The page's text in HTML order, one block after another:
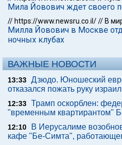
Мила Йовович ждет своего
// https://www.newsru.co.il/// В
Милла Йовович в Москве
ночных клубах
ВАЖНЫЕ НОВОСТИ
13:33 Дзюдо. Юношеский
отказался пожать руку
12:33 Трамп оскорблен:
"временным квартирантом"
12:10
В Иерусалиме
кафе "Бе-Симта",